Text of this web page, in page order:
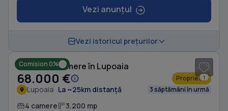
Vezi anunțul
Vezi istoricul prețurilor
1
Comision 0%
Casă cu 4 camere în Lupoaia
68.000 € Proprietar
Lupoaia La ~25km distanță 3 săptămâni în urmă
4 camere 3.200 mp